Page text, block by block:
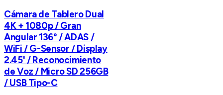
Cámara de Tablero Dual
4K + 1080p / Gran
Angular 136° / ADAS /
WiFi / G-Sensor / Display
2.45' / Reconocimiento
de Voz / Micro SD 256GB
/ USB Tipo-C